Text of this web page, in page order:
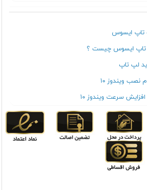
ایسوس
تاپ ایسوس چیست ؟
لپ تاپ
ویندوز ۱۰
سرعت ویندوز ۱۰